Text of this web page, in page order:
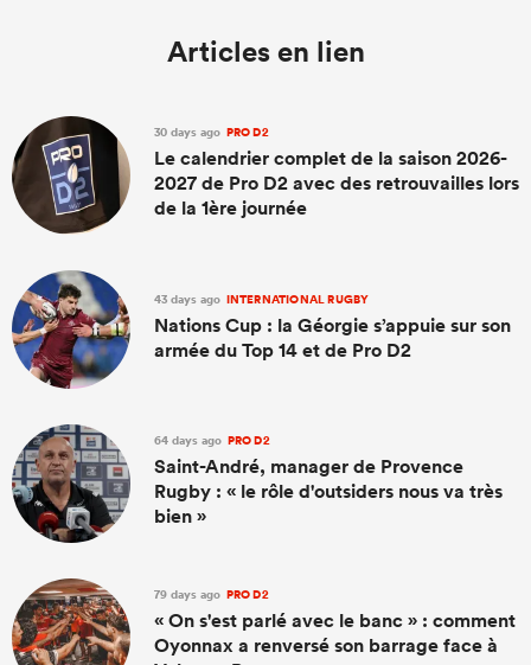
Articles en lien
30 days ago PRO D2
Le calendrier complet de la saison 2026-
2027 de Pro D2 avec des retrouvailles lors
de la 1ère journée
43 days ago INTERNATIONAL RUGBY
Nations Cup : la Géorgie s’appuie sur son
armée du Top 14 et de Pro D2
64 days ago PRO D2
Saint-André, manager de Provence
Rugby : « le rôle d'outsiders nous va très
bien »
79 days ago PRO D2
« On s'est parlé avec le banc » : comment
Oyonnax a renversé son barrage face à